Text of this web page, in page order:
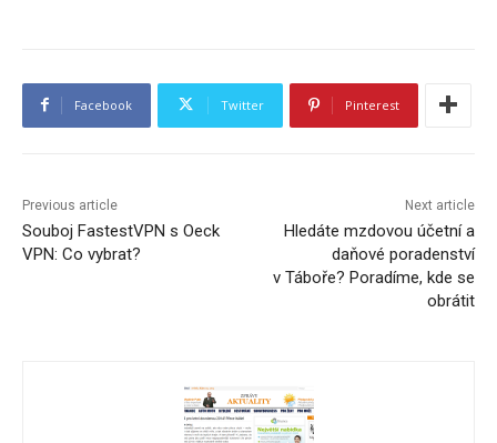
Facebook Twitter Pinterest
Previous article
Souboj FastestVPN s Oeck
VPN: Co vybrat?
Next article
Hledáte mzdovou účetní a
daňové poradenství
v Táboře? Poradíme, kde se
obrátit